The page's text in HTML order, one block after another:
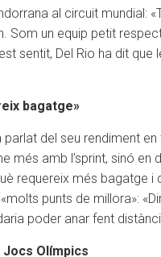
al circuit mundial:
Som un equip petit
sentit, Del Rio ha dit
bagatge»
parlat del seu rendiment
més amb l’sprint, sinó
requereix més bagatge i
punts de millora»:
poder anar fent
Olímpics